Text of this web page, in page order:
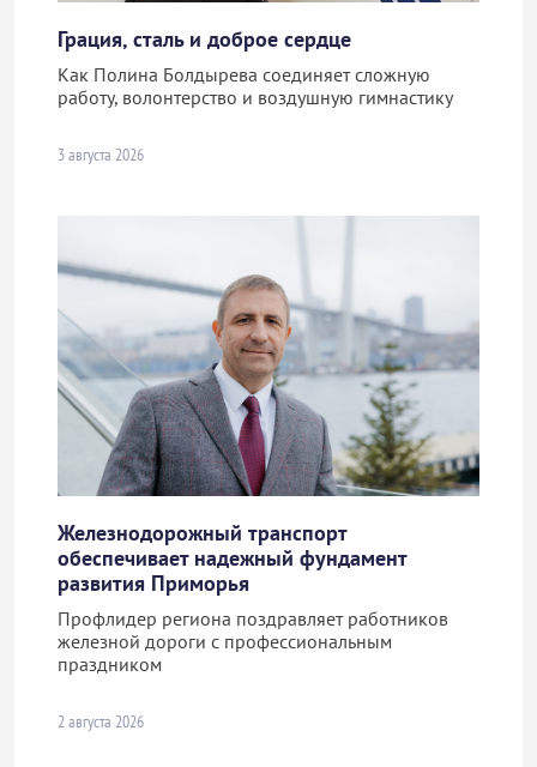
Грация, сталь и доброе сердце
Как Полина Болдырева соединяет сложную
работу, волонтерство и воздушную гимнастику
3 августа 2026
Железнодорожный транспорт
обеспечивает надежный фундамент
развития Приморья
Профлидер региона поздравляет работников
железной дороги с профессиональным
праздником
2 августа 2026